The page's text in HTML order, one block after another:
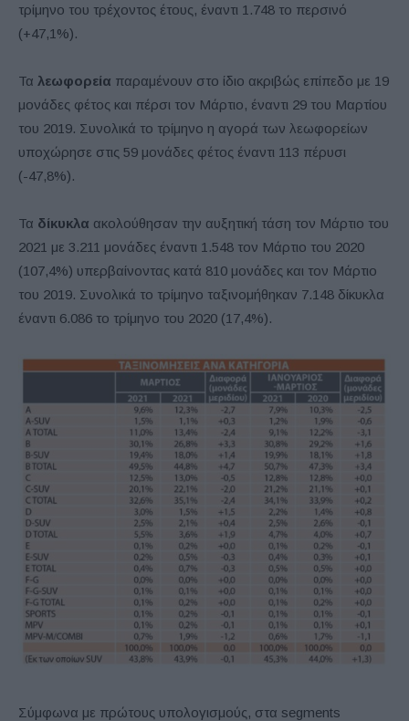
τρίμηνο του τρέχοντος έτους, έναντι 1.748 το περσινό
(+47,1%).
Τα λεωφορεία παραμένουν στο ίδιο ακριβώς επίπεδο με 19
μονάδες φέτος και πέρσι τον Μάρτιο, έναντι 29 του Μαρτίου
του 2019. Συνολικά το τρίμηνο η αγορά των λεωφορείων
υποχώρησε στις 59 μονάδες φέτος έναντι 113 πέρυσι
(-47,8%).
Τα δίκυκλα ακολούθησαν την αυξητική τάση τον Μάρτιο του
2021 με 3.211 μονάδες έναντι 1.548 τον Μάρτιο του 2020
(107,4%) υπερβαίνοντας κατά 810 μονάδες και τον Μάρτιο
του 2019. Συνολικά το τρίμηνο ταξινομήθηκαν 7.148 δίκυκλα
έναντι 6.086 το τρίμηνο του 2020 (17,4%).
Σύμφωνα με πρώτους υπολογισμούς, στα segments